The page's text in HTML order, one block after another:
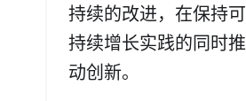
持续的改进，在保持可
持续增长实践的同时推
动创新。